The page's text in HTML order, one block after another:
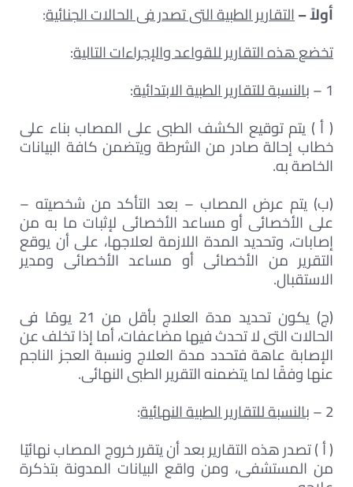
أولاً –التقارير الطبية التى تصدر فى الحالات الجنائية:
تخضع هذه التقارير للقواعد والإجراءات التالية:
1 –
بالنسبة للتقارير الطبية الابتدائية:
( أ ) يتم توقيع الكشف الطبى على المصاب بناء على
خطاب إحالة صادر من الشرطة ويتضمن كافة البيانات
الخاصة به.
(ب) يتم عرض المصاب – بعد التأكد من شخصيته –
على الأخصائى أو مساعد الأخصائى لإثبات ما به من
إصابات، وتحديد المدة اللازمة لعلاجها، على أن يوقع
التقرير من الأخصائى أو مساعد الأخصائى ومدير
الاستقبال.
(ج) يكون تحديد مدة العلاج بأقل من 21 يومًا فى
الحالات التى لا تحدث فيها مضاعفات، أما إذا تخلف عن
الإصابة عاهة فتحدد مدة العلاج ونسبة العجز الناجم
عنها وفقًا لما يتضمنه التقرير الطبى النهائى.
2 –
بالنسبة للتقارير الطبية النهائية:
( أ ) تصدر هذه التقارير بعد أن يتقرر خروج المصاب نهائيًا
من المستشفى، ومن واقع البيانات المدونة بتذكرة